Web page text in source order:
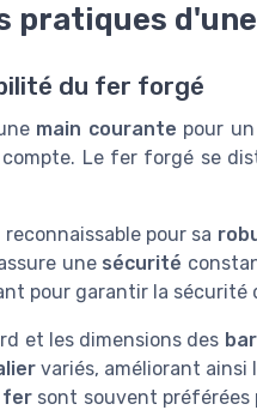
pratiques
du fer forgé
main courante pour un
Le fer forgé se
pour sa
une sécurité
pour garantir la sécurité
et les dimensions des
variés, améliorant
fersont souvent préférées